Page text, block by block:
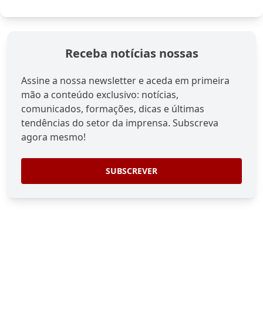
Receba notícias nossas
Assine a nossa newsletter e aceda em primeira
mão a conteúdo exclusivo: notícias,
comunicados, formações, dicas e últimas
tendências do setor da imprensa. Subscreva
agora mesmo!
SUBSCREVER